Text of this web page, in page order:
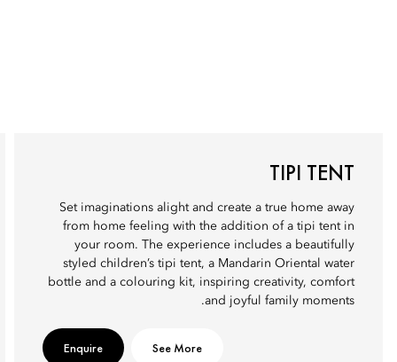
TIPI TENT
Set imaginations alight and create a true home away
from home feeling with the addition of a tipi tent in
your room. The experience includes a beautifully
styled children’s tipi tent, a Mandarin Oriental water
bottle and a colouring kit, inspiring creativity, comfort
and joyful family moments.
See More
Enquire